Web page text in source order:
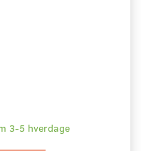
3-5 hverdage